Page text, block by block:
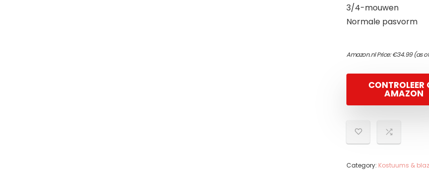
3/4-mouwen
Normale pasvorm
Amazon.nl Price:€34.99(as
CONTROLEER
AMAZON
Category: Kostuums &